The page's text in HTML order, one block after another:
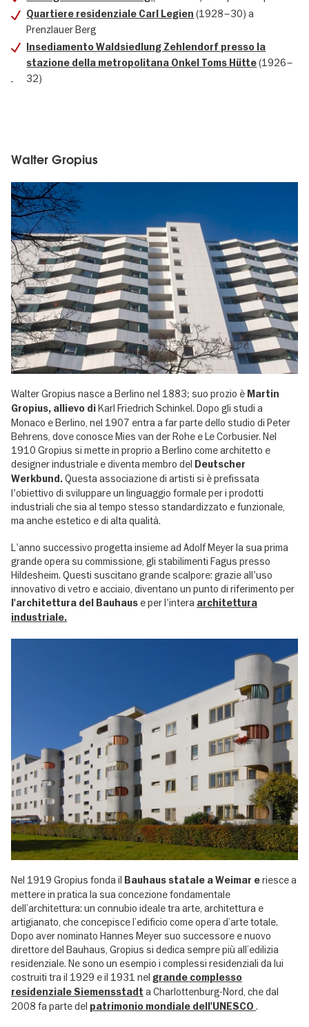
Quartiere residenziale Carl Legien (1928–30) a
Prenzlauer Berg
Insediamento Waldsiedlung Zehlendorf presso la
stazione della metropolitana Onkel Toms Hütte(1926–
32)
Walter Gropius
Walter Gropius nasce a Berlino nel 1883; suo prozio è Martin
Gropius, allievo diKarl Friedrich Schinkel. Dopo gli studi a
Monaco e Berlino, nel 1907 entra a far parte dello studio di Peter
Behrens, dove conosce Mies van der Rohe e Le Corbusier. Nel
1910 Gropius si mette in proprio a Berlino come architetto e
designer industriale e diventa membro del Deutscher
Werkbund.Questa associazione di artisti si è prefissata
l'obiettivo di sviluppare un linguaggio formale per i prodotti
industriali che sia al tempo stesso standardizzato e funzionale,
ma anche estetico e di alta qualità.
L'anno successivo progetta insieme ad Adolf Meyer la sua prima
grande opera su commissione, gli stabilimenti Fagus presso
Hildesheim. Questi suscitano grande scalpore: grazie all'uso
innovativo di vetro e acciaio, diventano un punto di riferimento per
l'architettura del Bauhaus e per l'intera architettura
industriale.
Nel 1919 Gropius fonda il Bauhaus statale a Weimar eriesce a
mettere in pratica la sua concezione fondamentale
dell’architettura: un connubio ideale tra arte, architettura e
artigianato, che concepisce l’edificio come opera d’arte totale.
Dopo aver nominato Hannes Meyer suo successore e nuovo
direttore del Bauhaus, Gropius si dedica sempre più all’edilizia
residenziale. Ne sono un esempio i complessi residenziali da lui
costruiti tra il 1929 e il 1931 nel grande complesso
residenziale Siemensstadt a Charlottenburg-Nord, che dal
2008 fa parte del patrimonio mondiale dell'UNESCO .